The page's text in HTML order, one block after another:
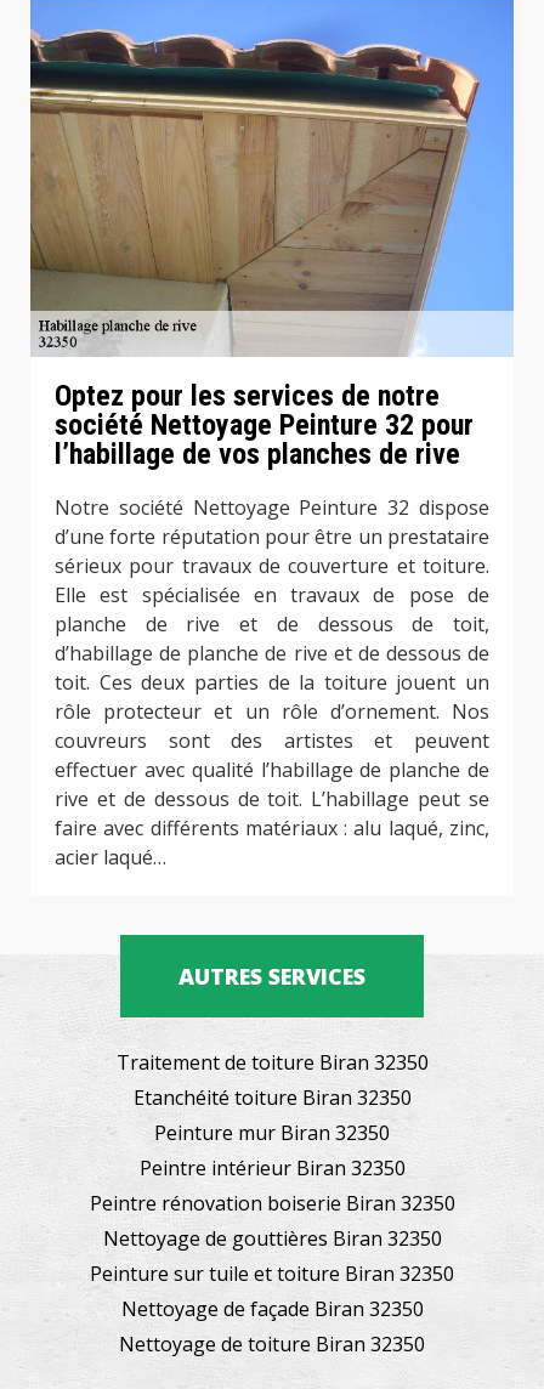
Optez pour les services de notre
société Nettoyage Peinture 32 pour
l’habillage de vos planches de rive
Notre société Nettoyage Peinture 32 dispose
d’une forte réputation pour être un prestataire
sérieux pour travaux de couverture et toiture.
Elle est spécialisée en travaux de pose de
planche de rive et de dessous de toit,
d’habillage de planche de rive et de dessous de
toit. Ces deux parties de la toiture jouent un
rôle protecteur et un rôle d’ornement. Nos
couvreurs sont des artistes et peuvent
effectuer avec qualité l’habillage de planche de
rive et de dessous de toit. L’habillage peut se
faire avec différents matériaux : alu laqué, zinc,
acier laqué…
AUTRES SERVICES
Traitement de toiture Biran 32350
Etanchéité toiture Biran 32350
Peinture mur Biran 32350
Peintre intérieur Biran 32350
Peintre rénovation boiserie Biran 32350
Nettoyage de gouttières Biran 32350
Peinture sur tuile et toiture Biran 32350
Nettoyage de façade Biran 32350
Nettoyage de toiture Biran 32350